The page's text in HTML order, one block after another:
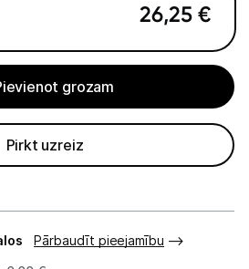
un piederumi
un piederumi
ekrāni
26,25 €
grozam
Pirkt uzreiz
Pārbaudīt pieejamību